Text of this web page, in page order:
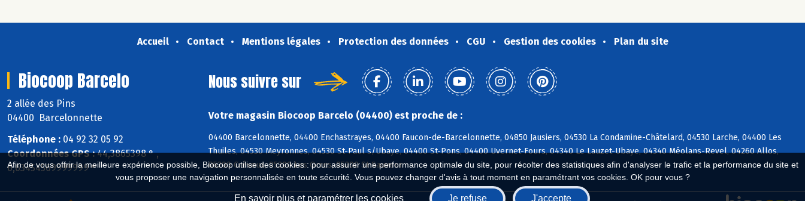
Afin de vous offrir la meilleure expérience possible, Biocoop utilise des cookies : pour assurer une performance optimale du site, pour récolter des statistiques afin d'analyser le trafic et la performance du site et
vous proposer une navigation personnalisée en toute sécurité. Vous pouvez changer d'avis à tout moment en paramétrant vos cookies. OK pour vous ?
En savoir plus et paramétrer les cookies Je refuse J'accepte
Accueil Contact Mentions légales Protection des données CGU Gestion des cookies Plan du site
Biocoop Barcelo
2 allée des Pins
04400 Barcelonnette
Téléphone : 04 92 32 05 92
Coordonnées GPS :44,3865398 ° ,
6,63454569999999 °
Nous suivre sur
Votre magasin Biocoop Barcelo (04400) est proche de :
04400 Barcelonnette, 04400 Enchastrayes, 04400 Faucon-de-Barcelonnette, 04850 Jausiers, 04530 La Condamine-Châtelard, 04530 Larche, 04400 Les
Thuiles, 04530 Meyronnes, 04530 St-Paul s/Ubaye, 04400 St-Pons, 04400 Uvernet-Fours, 04340 Le Lauzet-Ubaye, 04340 Méolans-Revel, 04260 Allos,
05200 Crévoux, 05200 Les Orres, 05200 St-Sauveur